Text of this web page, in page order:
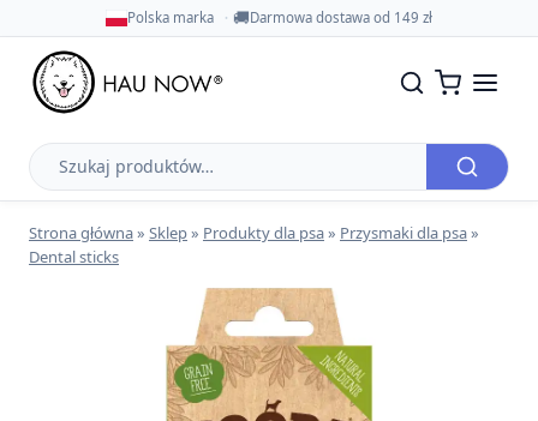
Polska marka 🚚Darmowa dostawa od 149 zł
Szukaj
produktów
Strona główna» Sklep» Produkty dla psa» Przysmaki dla psa»
Dental sticks